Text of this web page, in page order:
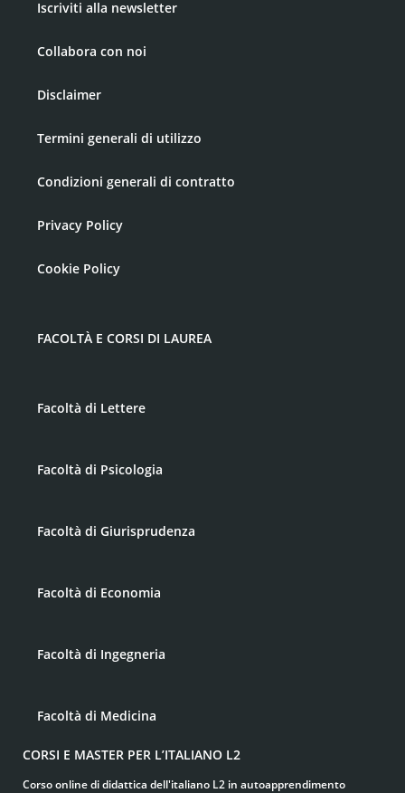
Iscriviti alla newsletter
Collabora con noi
Disclaimer
Termini generali di utilizzo
Condizioni generali di contratto
Privacy Policy
Cookie Policy
FACOLTÀ E CORSI DI LAUREA
Facoltà di Lettere
Facoltà di Psicologia
Facoltà di Giurisprudenza
Facoltà di Economia
Facoltà di Ingegneria
Facoltà di Medicina
CORSI E MASTER PER L’ITALIANO L2
Corso online di didattica dell'italiano L2 in autoapprendimento